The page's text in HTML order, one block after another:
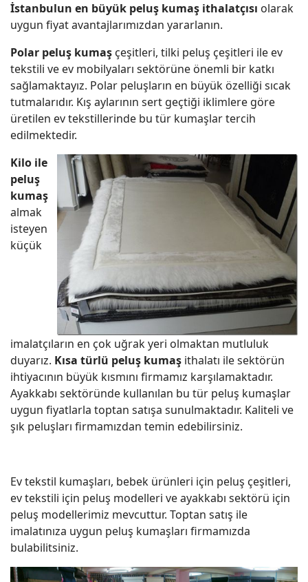
İstanbulun en büyük peluş kumaş ithalatçısı olarak
uygun fiyat avantajlarımızdan yararlanın.
Polar peluş kumaş çeşitleri, tilki peluş çeşitleri ile ev
tekstili ve ev mobilyaları sektörüne önemli bir katkı
sağlamaktayız. Polar peluşların en büyük özelliği sıcak
tutmalarıdır. Kış aylarının sert geçtiği iklimlere göre
üretilen ev tekstillerinde bu tür kumaşlar tercih
edilmektedir.
Kilo ile
peluş
kumaş
almak
isteyen
küçük
imalatçıların en çok uğrak yeri olmaktan mutluluk
duyarız. Kısa türlü peluş kumaş ithalatı ile sektörün
ihtiyacının büyük kısmını firmamız karşılamaktadır.
Ayakkabı sektöründe kullanılan bu tür peluş kumaşlar
uygun fiyatlarla toptan satışa sunulmaktadır. Kaliteli ve
şık peluşları firmamızdan temin edebilirsiniz.
Ev tekstil kumaşları, bebek ürünleri için peluş çeşitleri,
ev tekstili için peluş modelleri ve ayakkabı sektörü için
peluş modellerimiz mevcuttur. Toptan satış ile
imalatınıza uygun peluş kumaşları firmamızda
bulabilitsiniz.